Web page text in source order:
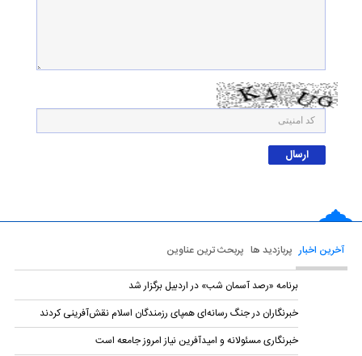
آخرین اخبار پربازدید ها پربحث ترین عناوین
برنامه «رصد آسمان شب» در اردبیل برگزار شد
خبرنگاران در جنگ رسانه‌ای همپای رزمندگان اسلام نقش‌آفرینی کردند
خبرنگاری مسئولانه و امیدآفرین نیاز امروز جامعه است